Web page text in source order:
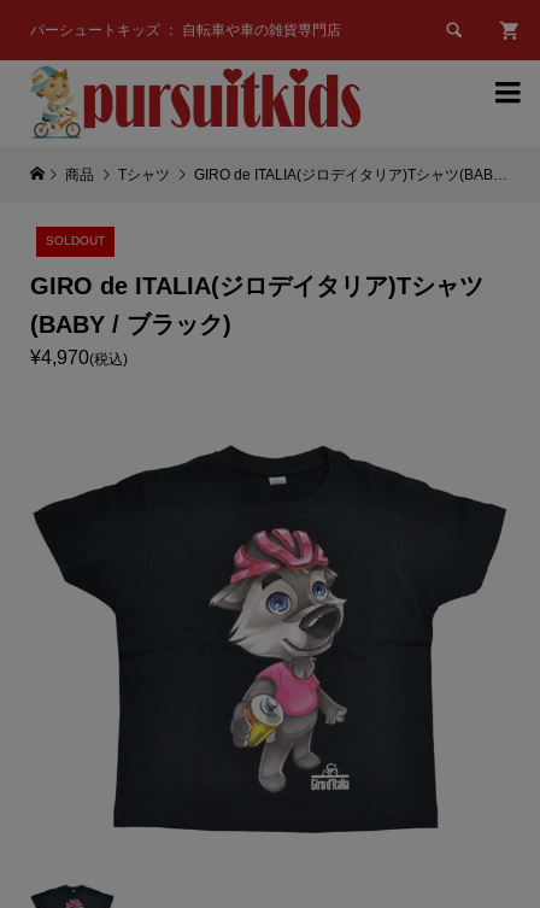
パーシュートキッズ ： 自転車や車の雑貨専門店 

商品 Tシャツ GIRO de ITALIA(ジロデイタリア)Tシャツ(BABY / ブラック)
SOLDOUT
GIRO de ITALIA(ジロデイタリア)Tシャツ
(BABY / ブラック)
¥4,970(税込)